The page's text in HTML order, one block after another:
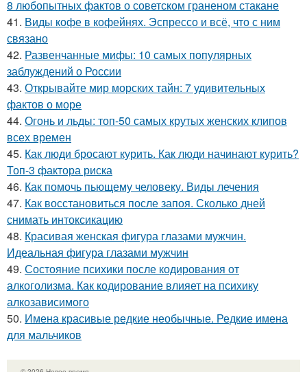
8 любопытных фактов о советском граненом стакане
41. Виды кофе в кофейнях. Эспрессо и всё, что с ним
связано
42. Развенчанные мифы: 10 самых популярных
заблуждений о России
43. Открывайте мир морских тайн: 7 удивительных
фактов о море
44. Огонь и льды: топ-50 самых крутых женских клипов
всех времен
45. Как люди бросают курить. Как люди начинают курить?
Топ-3 фактора риска
46. Как помочь пьющему человеку. Виды лечения
47. Как восстановиться после запоя. Сколько дней
снимать интоксикацию
48. Красивая женская фигура глазами мужчин.
Идеальная фигура глазами мужчин
49. Состояние психики после кодирования от
алкоголизма. Как кодирование влияет на психику
алкозависимого
50. Имена красивые редкие необычные. Редкие имена
для мальчиков